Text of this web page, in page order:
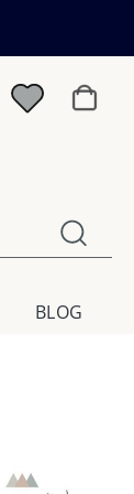
BLOG